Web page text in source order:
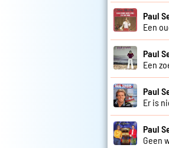
Paul
Een
Paul
Een
Paul
Er is
Paul
Geen